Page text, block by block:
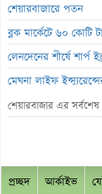
শেয়ারবাজারে পতন
ব্লক মার্কেটে ৬০ কোটি
লেনদেনের শীর্ষে শার্প
মেঘনা লাইফ
ব্যাংক হিসাব জব্দ ও
ন্যাশনাল ফিডের
শেয়ারবাজার এর
প্রচ্ছদ আর্কাইভ